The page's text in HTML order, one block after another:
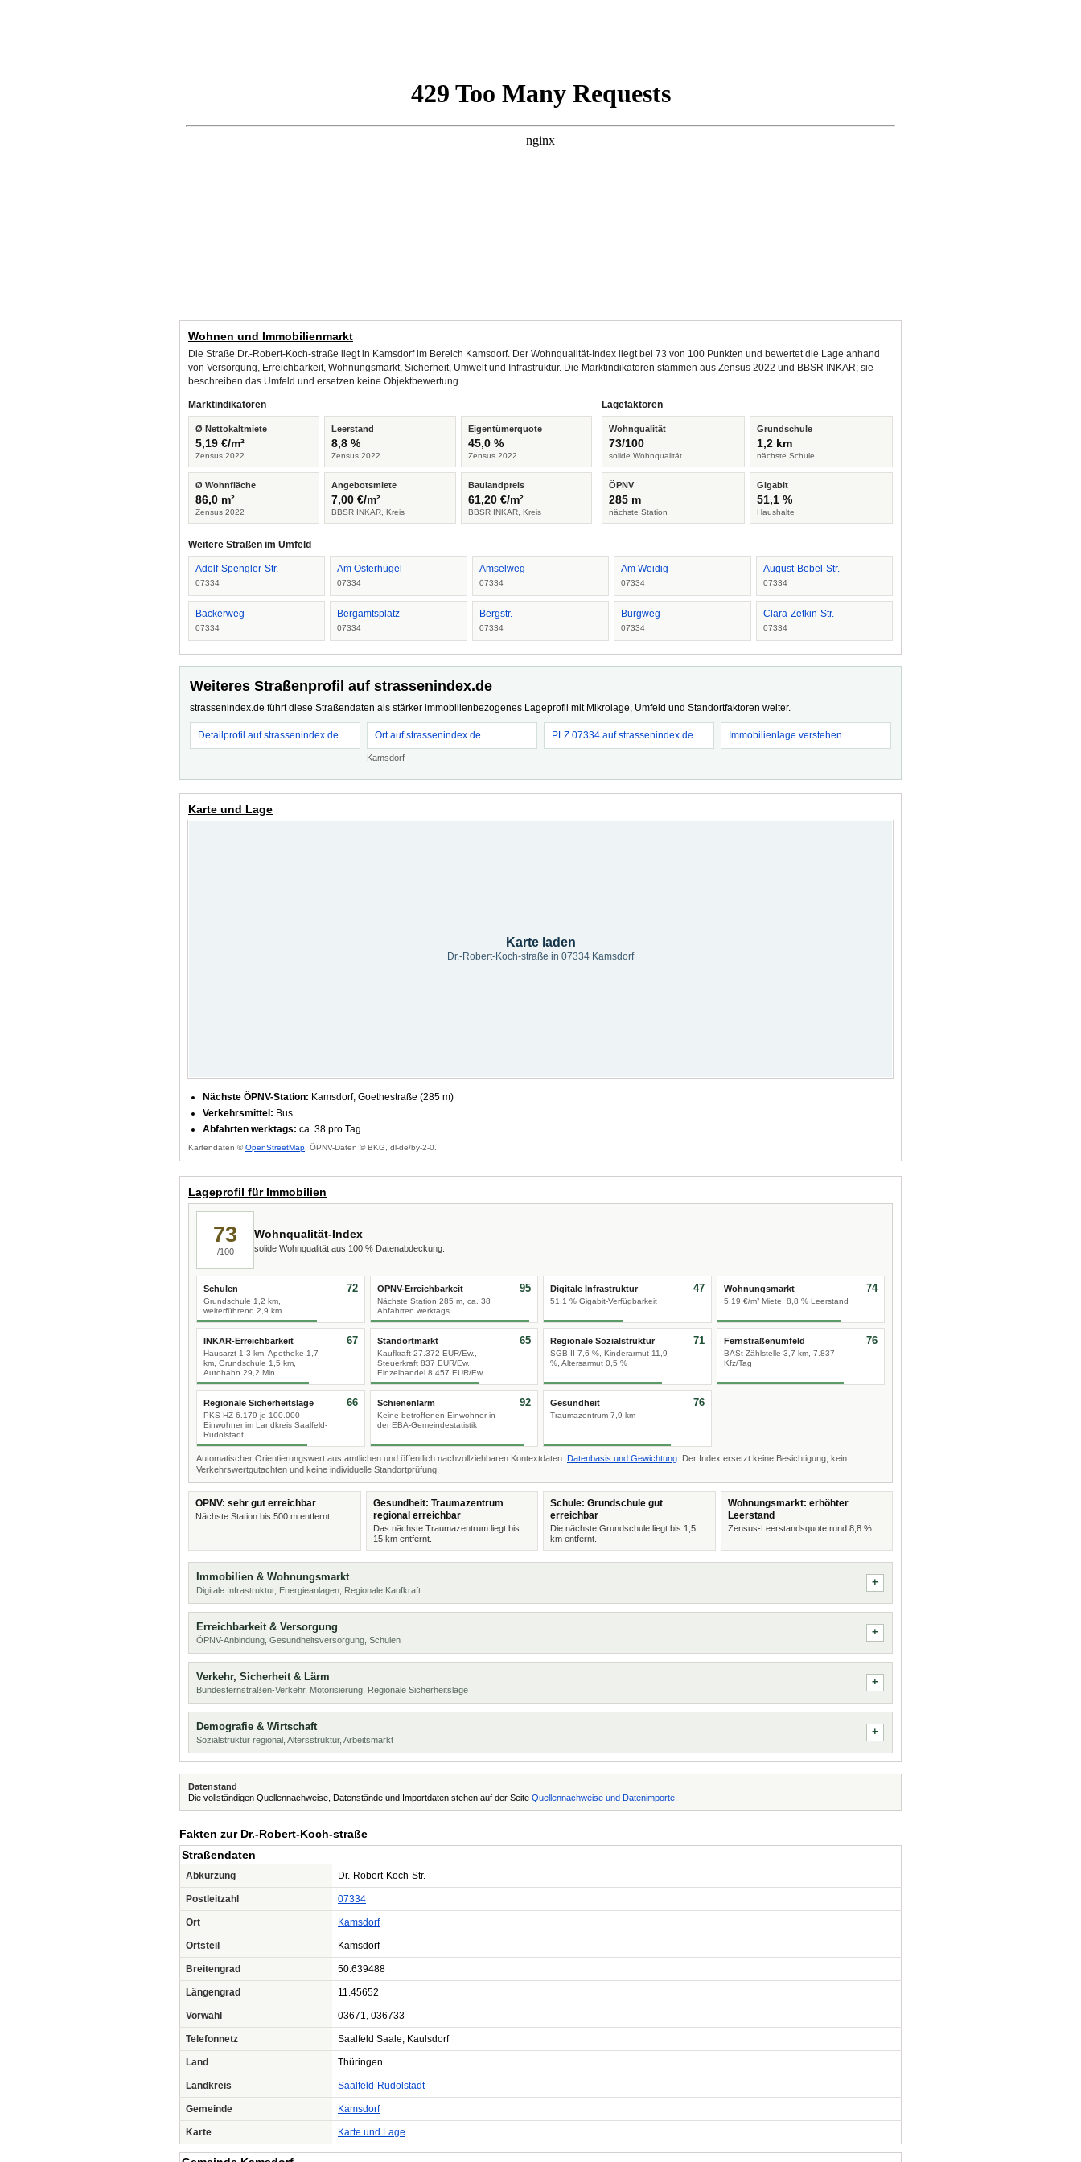
Wohnen und Immobilienmarkt
Die Straße Dr.-Robert-Koch-straße liegt in Kamsdorf im Bereich Kamsdorf. Der Wohnqualität-Index liegt bei 73 von 100 Punkten und bewertet die Lage anhand
von Versorgung, Erreichbarkeit, Wohnungsmarkt, Sicherheit, Umwelt und Infrastruktur. Die Marktindikatoren stammen aus Zensus 2022 und BBSR INKAR; sie
beschreiben das Umfeld und ersetzen keine Objektbewertung.
Marktindikatoren
Ø Nettokaltmiete
5,19 €/m²
Zensus 2022
Leerstand
8,8 %
Zensus 2022
Eigentümerquote
45,0 %
Zensus 2022
Ø Wohnfläche
86,0 m²
Zensus 2022
Angebotsmiete
7,00 €/m²
BBSR INKAR, Kreis
Baulandpreis
61,20 €/m²
BBSR INKAR, Kreis
Lagefaktoren
Wohnqualität
73/100
solide Wohnqualität
Grundschule
1,2 km
nächste Schule
ÖPNV
285 m
nächste Station
Gigabit
51,1 %
Haushalte
Weitere Straßen im Umfeld
Adolf-Spengler-Str.
07334
Am Osterhügel
07334
Amselweg
07334
Am Weidig
07334
August-Bebel-Str.
07334
Bäckerweg
07334
Bergamtsplatz
07334
Bergstr.
07334
Burgweg
07334
Clara-Zetkin-Str.
07334
Weiteres Straßenprofil auf strassenindex.de
strassenindex.de führt diese Straßendaten als stärker immobilienbezogenes Lageprofil mit Mikrolage, Umfeld und Standortfaktoren weiter.
Detailprofil auf strassenindex.de Ort auf strassenindex.de
Kamsdorf
PLZ 07334 auf strassenindex.de Immobilienlage verstehen
Karte und Lage
Karte laden
Dr.-Robert-Koch-straße in 07334 Kamsdorf
Nächste ÖPNV-Station: Kamsdorf, Goethestraße (285 m)
Verkehrsmittel: Bus
Abfahrten werktags: ca. 38 pro Tag
Kartendaten ©OpenStreetMap , ÖPNV-Daten © BKG, dl-de/by-2-0.
Lageprofil für Immobilien
73
/100
Wohnqualität-Index
solide Wohnqualität aus 100 % Datenabdeckung.
Schulen
Grundschule 1,2 km,
weiterführend 2,9 km
72 ÖPNV-Erreichbarkeit
Nächste Station 285 m, ca. 38
Abfahrten werktags
95 Digitale Infrastruktur
51,1 % Gigabit-Verfügbarkeit
47 Wohnungsmarkt
5,19 €/m² Miete, 8,8 % Leerstand
74
INKAR-Erreichbarkeit
Hausarzt 1,3 km, Apotheke 1,7
km, Grundschule 1,5 km,
Autobahn 29,2 Min.
67 Standortmarkt
Kaufkraft 27.372 EUR/Ew.,
Steuerkraft 837 EUR/Ew.,
Einzelhandel 8.457 EUR/Ew.
65 Regionale Sozialstruktur
SGB II 7,6 %, Kinderarmut 11,9
%, Altersarmut 0,5 %
71 Fernstraßenumfeld
BASt-Zählstelle 3,7 km, 7.837
Kfz/Tag
76
Regionale Sicherheitslage
PKS-HZ 6.179 je 100.000
Einwohner im Landkreis Saalfeld-
Rudolstadt
66 Schienenlärm
Keine betroffenen Einwohner in
der EBA-Gemeindestatistik
92 Gesundheit
Traumazentrum 7,9 km
76
Automatischer Orientierungswert aus amtlichen und öffentlich nachvollziehbaren Kontextdaten. Datenbasis und Gewichtung . Der Index ersetzt keine Besichtigung, kein
Verkehrswertgutachten und keine individuelle Standortprüfung.
ÖPNV: sehr gut erreichbar
Nächste Station bis 500 m entfernt.
Gesundheit: Traumazentrum
regional erreichbar
Das nächste Traumazentrum liegt bis
15 km entfernt.
Schule: Grundschule gut
erreichbar
Die nächste Grundschule liegt bis 1,5
km entfernt.
Wohnungsmarkt: erhöhter
Leerstand
Zensus-Leerstandsquote rund 8,8 %.
Immobilien & Wohnungsmarkt
Digitale Infrastruktur, Energieanlagen, Regionale Kaufkraft
Erreichbarkeit & Versorgung
ÖPNV-Anbindung, Gesundheitsversorgung, Schulen
Verkehr, Sicherheit & Lärm
Bundesfernstraßen-Verkehr, Motorisierung, Regionale Sicherheitslage
Demografie & Wirtschaft
Sozialstruktur regional, Altersstruktur, Arbeitsmarkt
Datenstand
Die vollständigen Quellennachweise, Datenstände und Importdaten stehen auf der Seite Quellennachweise und Datenimporte
Fakten zur Dr.-Robert-Koch-straße
Straßendaten
Abkürzung Dr.-Robert-Koch-Str.
Postleitzahl 07334
Ort Kamsdorf
Ortsteil Kamsdorf
Breitengrad 50.639488
Längengrad 11.45652
Vorwahl 03671, 036733
Telefonnetz Saalfeld Saale, Kaulsdorf
Land Thüringen
Landkreis Saalfeld-Rudolstadt
Gemeinde Kamsdorf
Karte Karte und Lage